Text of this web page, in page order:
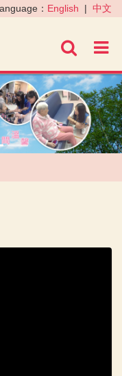
進階
： English | 中文
›